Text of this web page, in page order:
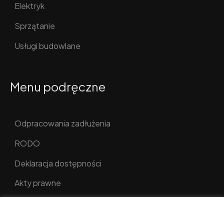
Elektryk
Sprzątanie
Usługi budowlane
Menu podręczne
Odpracowania zadłużenia
RODO
Deklaracja dostępności
Akty prawne